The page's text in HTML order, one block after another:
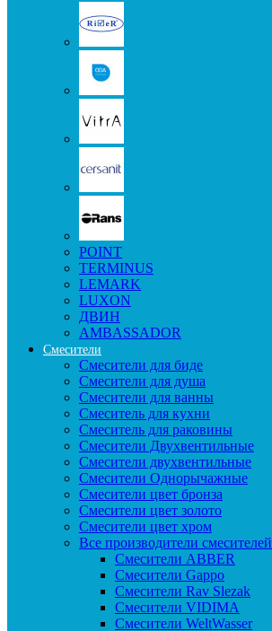
POINT
TERMINUS
LEMARK
LUXON
ДВИН
AMBASSADOR
Смесители
Смесители для биде
Смесители для душа
Смесители для ванны
Смеситель для кухни
Смеситель для раковины
Смесители Двухвентильные
Смесители двухвентильные
Смесители Однорычажные
Смесители цвет бронза
Смесители цвет золото
Смесители цвет хром
Все производители смесителей
Cмесители ABBER
Cмесители Gappo
Cмесители Rav Slezak
Cмесители VIDIMA
Cмесители WeltWasser